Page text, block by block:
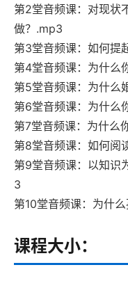
第2堂音频课：对现状
做？.mp3
第3堂音频课：如何提
第4堂音频课：为什么
第5堂音频课：为什么
第6堂音频课：为什么
第7堂音频课：为什么
第8堂音频课：如何阅
第9堂音频课：以知识
3
第10堂音频课：为什
课程大小：